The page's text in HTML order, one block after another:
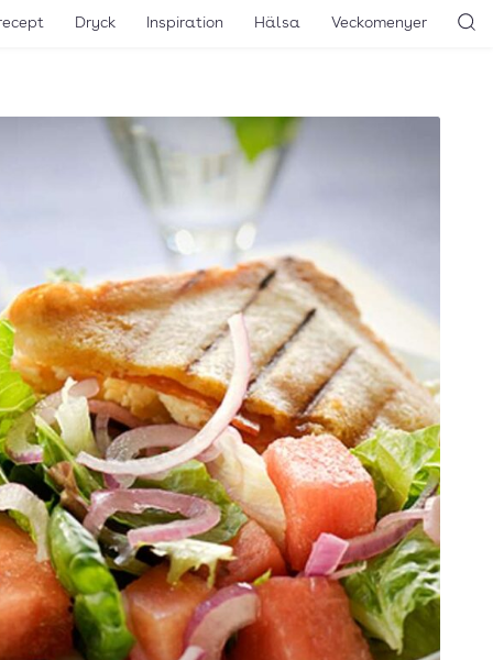
Dryck Inspiration Hälsa Veckomenyer